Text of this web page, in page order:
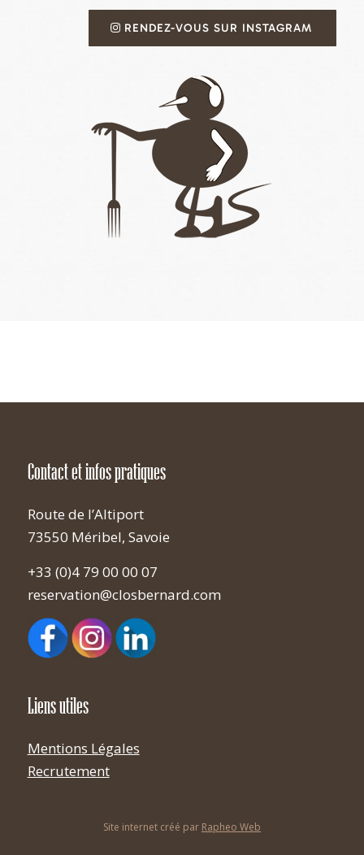
RENDEZ-VOUS SUR INSTAGRAM
Contact et infos pratiques
Route de l’Altiport
73550 Méribel, Savoie
+33 (0)4 79 00 00 07
reservation@closbernard.com
Liens utiles
Mentions Légales
Recrutement
Site internet créé par Rapheo Web